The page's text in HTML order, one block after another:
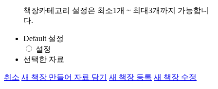
책장카테고리 설정은 최소1개 ~ 최대3개까지 가능합니
다.
Default 설정
설정
선택한 자료
취소 새 책장 만들어 자료 담기 새 책장 등록 새 책장 수정